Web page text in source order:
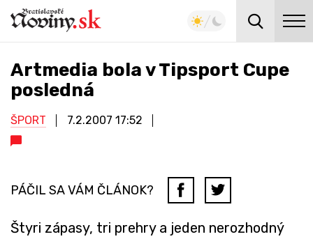
Artmedia bola v Tipsport Cupe
posledná
ŠPORT 7.2.2007 17:52
PÁČIL SA VÁM ČLÁNOK?
Štyri zápasy, tri prehry a jeden nerozhodný